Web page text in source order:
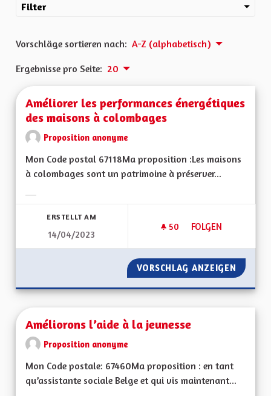
Filter
Vorschläge sortieren nach: A-Z (alphabetisch)
Ergebnisse pro Seite: 20
Améliorer les performances énergétiques
des maisons à colombages
Proposition anonyme
Mon Code postal 67118Ma proposition :Les maisons
à colombages sont un patrimoine à préserver...
ERSTELLT AM
14/04/2023
50 50 FOLLOWER
FOLGEN
AMÉLIORER LES
VORSCHLAG ANZEIGEN
Améliorons l’aide à la jeunesse
Proposition anonyme
Mon Code postale: 67460Ma proposition : en tant
qu’assistante sociale Belge et qui vis maintenant...